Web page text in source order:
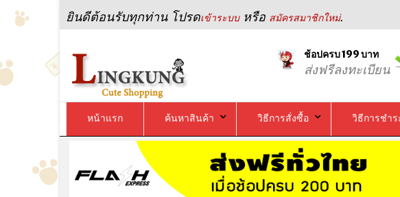
ยินดีต้อนรับทุกท่าน โปรดเข้าระบบหรือ สมัครสมาชิกใหม่.
ช้อปครบ 199 บาท
ส่งฟรีลงทะเบียน
หน้าแรก ค้นหาสินค้า วิธีการสั่งซื้อ วิธีการชำร